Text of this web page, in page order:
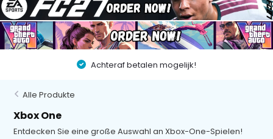
Vóór 22:00 besteld op werkdagen, volgende dag in huis!
Alle Produkte
Xbox One
Entdecken Sie eine große Auswahl an Xbox-One-Spielen!